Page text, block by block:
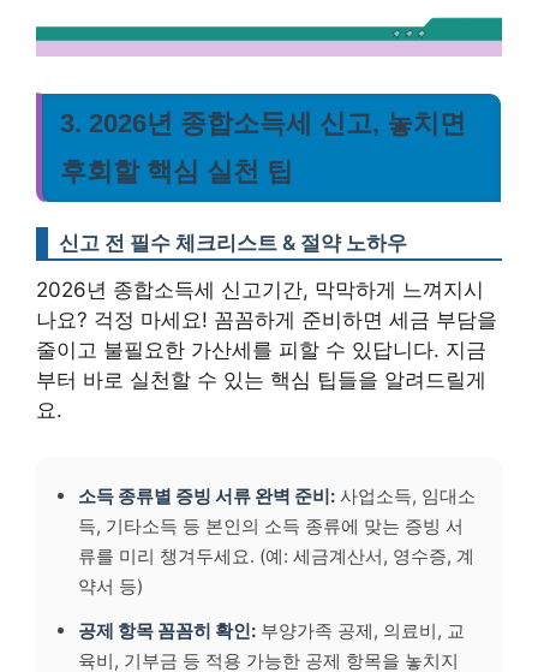
3. 2026년 종합소득세 신고, 놓치면
후회할 핵심 실천 팁
신고 전 필수 체크리스트 & 절약 노하우
2026년 종합소득세 신고기간, 막막하게 느껴지시
나요? 걱정 마세요! 꼼꼼하게 준비하면 세금 부담을
줄이고 불필요한 가산세를 피할 수 있답니다. 지금
부터 바로 실천할 수 있는 핵심 팁들을 알려드릴게
요.
소득 종류별 증빙 서류 완벽 준비: 사업소득, 임대소
득, 기타소득 등 본인의 소득 종류에 맞는 증빙 서
류를 미리 챙겨두세요. (예: 세금계산서, 영수증, 계
약서 등)
공제 항목 꼼꼼히 확인: 부양가족 공제, 의료비, 교
육비, 기부금 등 적용 가능한 공제 항목을 놓치지